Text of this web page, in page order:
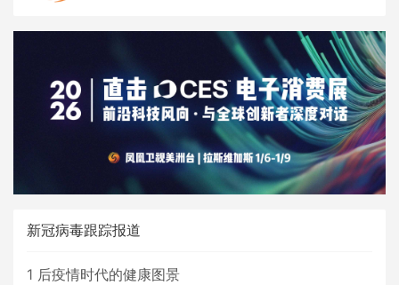
新冠病毒跟踪报道
1 后疫情时代的健康图景